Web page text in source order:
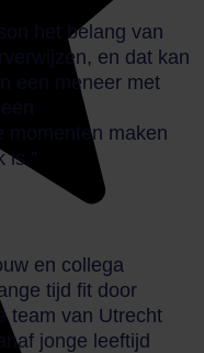
het belang van
en dat kan
een meneer met
momenten maken
is.”
en collega
tijd fit door
team van Utrecht
jonge leeftijd